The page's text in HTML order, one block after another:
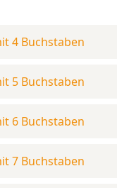
4 Buchstaben
5 Buchstaben
6 Buchstaben
7 Buchstaben